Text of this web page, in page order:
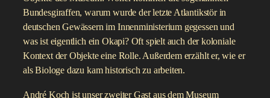
Bundesgiraffen, warum wurde der letzte Atlantikstör in
deutschen Gewässern im Innenministerium gegessen und
was ist eigentlich ein Okapi? Oft spielt auch der koloniale
Kontext der Objekte eine Rolle. Außerdem erzählt er, wie er
als Biologe dazu kam historisch zu arbeiten.
André Koch ist unser zweiter Gast aus dem Museum